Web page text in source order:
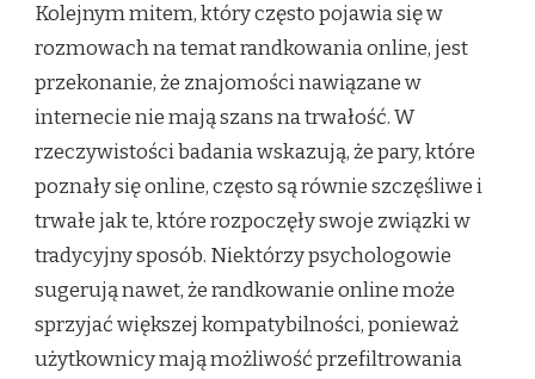
Kolejnym mitem, który często pojawia się w
rozmowach na temat randkowania online, jest
przekonanie, że znajomości nawiązane w
internecie nie mają szans na trwałość. W
rzeczywistości badania wskazują, że pary, które
poznały się online, często są równie szczęśliwe i
trwałe jak te, które rozpoczęły swoje związki w
tradycyjny sposób. Niektórzy psychologowie
sugerują nawet, że randkowanie online może
sprzyjać większej kompatybilności, ponieważ
użytkownicy mają możliwość przefiltrowania